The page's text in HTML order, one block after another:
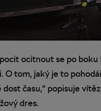
ocitnout se po boku
O tom, jaký je to
dost času,“ popisuje
dres.